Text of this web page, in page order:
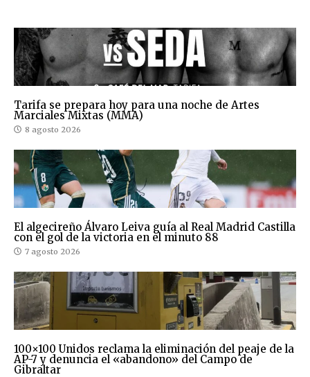
Tarifa se prepara hoy para una noche de Artes
Marciales Mixtas (MMA)
8 agosto 2026
El algecireño Álvaro Leiva guía al Real Madrid Castilla
con el gol de la victoria en el minuto 88
7 agosto 2026
100×100 Unidos reclama la eliminación del peaje de la
AP-7 y denuncia el «abandono» del Campo de
Gibraltar